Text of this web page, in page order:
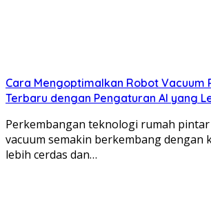
Cara Mengoptimalkan Robot Vacuum
Terbaru dengan Pengaturan AI yang
Perkembangan teknologi rumah
vacuum semakin berkembang dengan
lebih cerdas dan…